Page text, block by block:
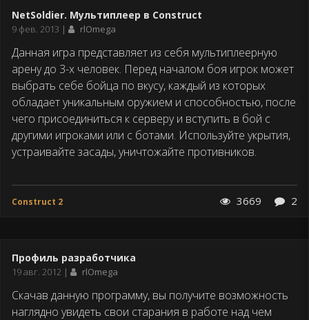
NetSoldier. Мультиплеер в Construct
Дата
9 фев. 2013 rlOmega
Данная игра представляет из себя мультиплеерную
арену до 3-х человек. Перед началом боя игрок может
выбрать себе бойца по вкусу, каждый из которых
обладает уникальным оружием и способностью, после
чего присоединиться к серверу и вступить в бой с
другими игроками или с ботами. Используйте укрытия,
устраивайте засады, уничтожайте противников.
Construct 2 3669 2
Профиль разработчика
Дата
19 авг. 2012 rlOmega
Скачав данную программу, вы получите возможность
наглядно увидеть свои старания в работе над чем